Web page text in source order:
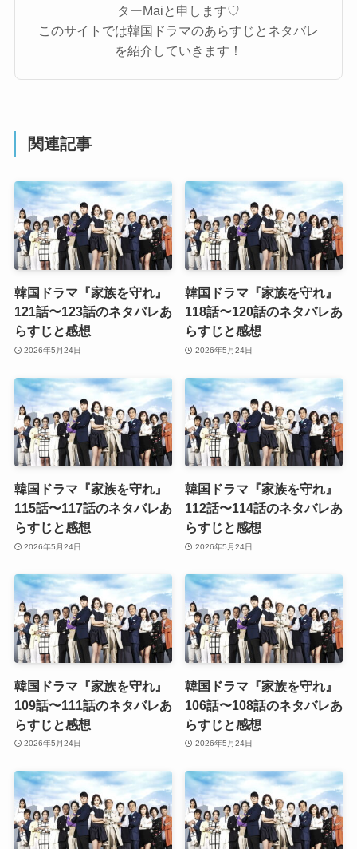
ターMaiと申します♡
このサイトでは韓国ドラマのあらすじとネタバレ
を紹介していきます！
関連記事
韓国ドラマ『家族を守れ』
121話〜123話のネタバレあ
らすじと感想
2026年5月24日
韓国ドラマ『家族を守れ』
118話〜120話のネタバレあ
らすじと感想
2026年5月24日
韓国ドラマ『家族を守れ』
115話〜117話のネタバレあ
らすじと感想
2026年5月24日
韓国ドラマ『家族を守れ』
112話〜114話のネタバレあ
らすじと感想
2026年5月24日
韓国ドラマ『家族を守れ』
109話〜111話のネタバレあ
らすじと感想
2026年5月24日
韓国ドラマ『家族を守れ』
106話〜108話のネタバレあ
らすじと感想
2026年5月24日